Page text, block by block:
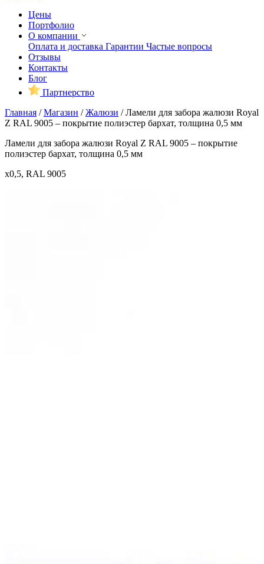
Цены
Портфолио
О компании
Оплата и доставка Гарантии Частые вопросы
Отзывы
Контакты
Блог
Партнерство
Главная /Магазин /Жалюзи /Ламели для забора жалюзи Royal
Z RAL 9005 – покрытие полиэстер бархат, толщина 0,5 мм
Ламели для забора жалюзи Royal Z RAL 9005 – покрытие
полиэстер бархат, толщина 0,5 мм
x0,5, RAL 9005